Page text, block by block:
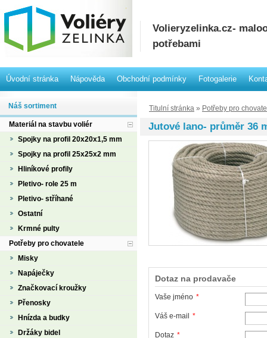
Volieryzelinka.cz-
potřebami
Úvodní stránka Nápověda Obchodní podmínky Fotogalerie
Titulní stránka » Potřeby pro
Jutové lano- průměr 36
Dotaz na prodavače
Vaše jméno *
Váš e-mail *
Dotaz *
Náš sortiment
Materiál na stavbu voliér
Spojky na profil 20x20x1,5 mm
Spojky na profil 25x25x2 mm
Hliníkové profily
Pletivo- role 25 m
Pletivo- stříhané
Ostatní
Krmné pulty
Potřeby pro chovatele
Misky
Napáječky
Značkovací kroužky
Přenosky
Hnízda a budky
Držáky bidel